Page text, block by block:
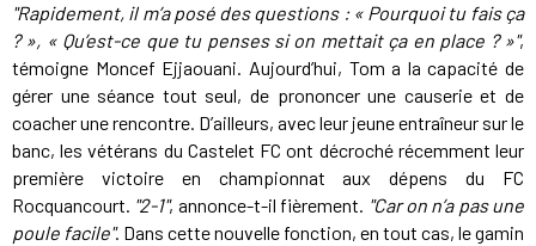
"Rapidement, il m’a posé des questions : « Pourquoi tu fais ça
? », « Qu’est-ce que tu penses si on mettait ça en place ? »",
témoigne Moncef Ejjaouani. Aujourd’hui, Tom a la capacité de
gérer une séance tout seul, de prononcer une causerie et de
coacher une rencontre. D’ailleurs, avec leur jeune entraîneur sur le
banc, les vétérans du Castelet FC ont décroché récemment leur
première victoire en championnat aux dépens du FC
Rocquancourt. "2-1", annonce-t-il fièrement. "Car on n’a pas une
poule facile". Dans cette nouvelle fonction, en tout cas, le gamin